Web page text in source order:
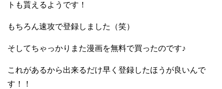
トも貰えるようです！
もちろん速攻で登録しました（笑）
そしてちゃっかりまた漫画を無料で買ったのです♪
これがあるから出来るだけ早く登録したほうが良いんで
す！！